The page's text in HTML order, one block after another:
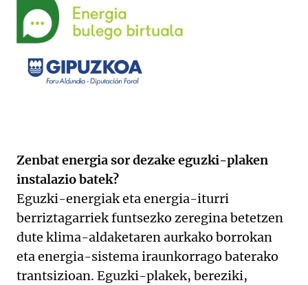
Zenbat energia sor dezake eguzki-plaken
instalazio batek?
Eguzki-energiak eta energia-iturri
berriztagarriek funtsezko zeregina betetzen
dute klima-aldaketaren aurkako borrokan
eta energia-sistema iraunkorrago baterako
trantsizioan. Eguzki-plakek, bereziki,